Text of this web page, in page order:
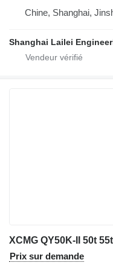
Chine, Shanghai,
Shanghai Lailei
XCMG QY50K-II 50t
Prix sur demande